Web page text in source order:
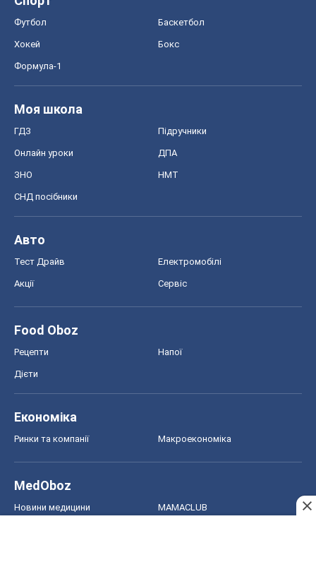
Футбол Баскетбол
Хокей Бокс
Формула-1
Моя школа
ГДЗ Підручники
Онлайн уроки ДПА
ЗНО НМТ
СНД посібники
Авто
Тест Драйв Електромобілі
Акції Сервіс
Food Oboz
Рецепти Напої
Дієти
Економіка
Ринки та компанії Макроекономіка
MedOboz
Новини медицини MAMACLUB